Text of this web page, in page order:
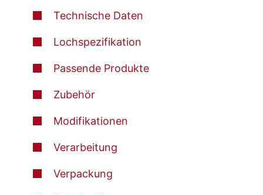
Technische Daten
Lochspezifikation
Passende Produkte
Zubehör
Modifikationen
Verarbeitung
Verpackung